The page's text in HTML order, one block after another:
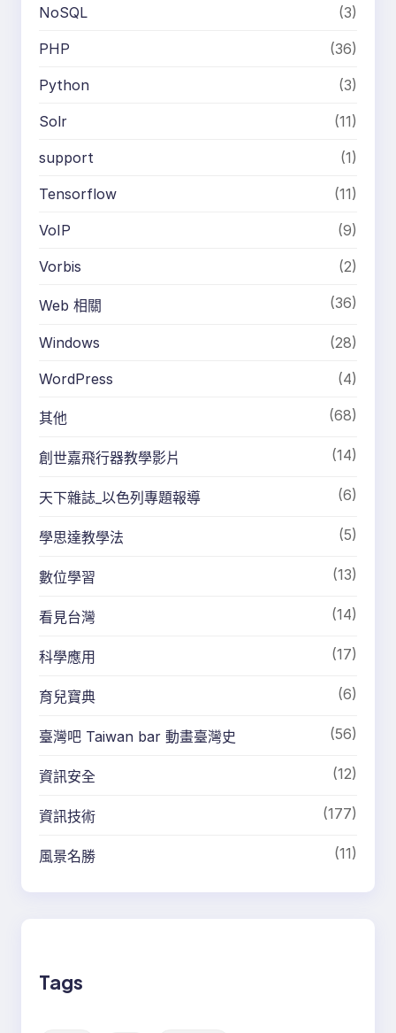
NoSQL (3)
PHP (36)
Python (3)
Solr (11)
support (1)
Tensorflow (11)
VoIP (9)
Vorbis (2)
Web 相關 (36)
Windows (28)
WordPress (4)
其他 (68)
創世嘉飛行器教學影片 (14)
天下雜誌_以色列專題報導 (6)
學思達教學法 (5)
數位學習 (13)
看見台灣 (14)
科學應用 (17)
育兒寶典 (6)
臺灣吧 Taiwan bar 動畫臺灣史 (56)
資訊安全 (12)
資訊技術 (177)
風景名勝 (11)
Tags